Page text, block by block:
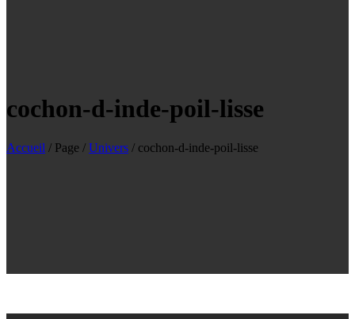
cochon-d-inde-poil-lisse
Accueil / Page / Univers / cochon-d-inde-poil-lisse